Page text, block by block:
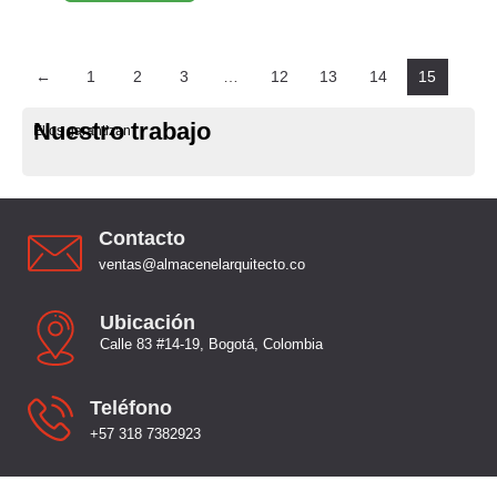
← 1 2 3 … 12 13 14 15
Ellos garantizan
Nuestro trabajo
Contacto
ventas@almacenelarquitecto.co
Ubicación
Calle 83 #14-19, Bogotá, Colombia
Teléfono
+57 318 7382923